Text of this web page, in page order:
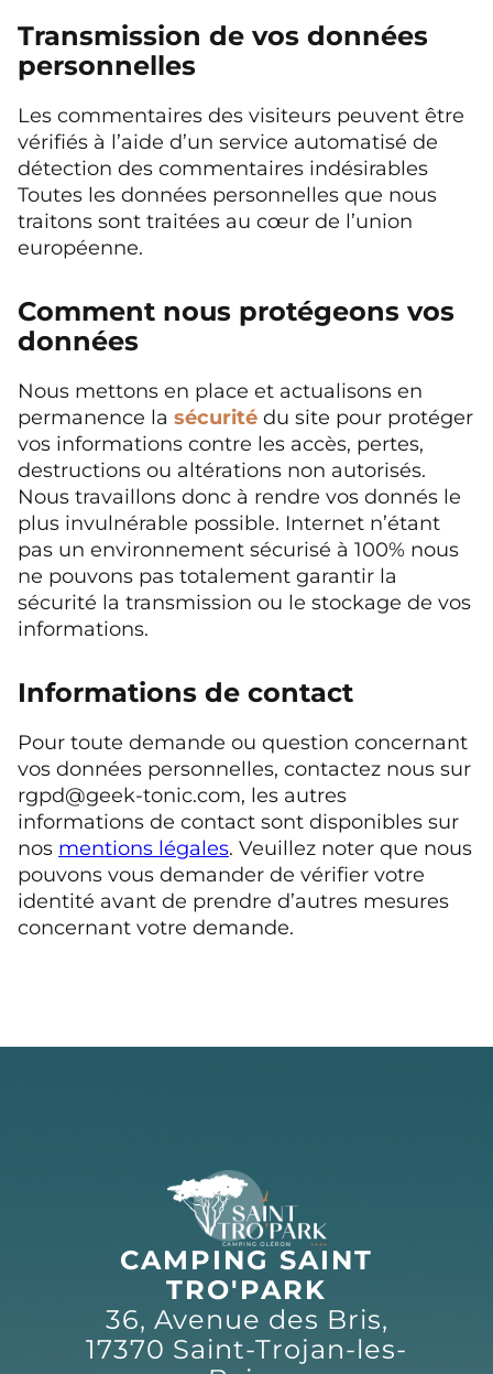
Transmission de vos données
personnelles
Les commentaires des visiteurs peuvent être
vérifiés à l’aide d’un service automatisé de
détection des commentaires indésirables
Toutes les données personnelles que nous
traitons sont traitées au cœur de l’union
européenne.
Comment nous protégeons vos
données
Nous mettons en place et actualisons en
permanence la sécurité du site pour protéger
vos informations contre les accès, pertes,
destructions ou altérations non autorisés.
Nous travaillons donc à rendre vos donnés le
plus invulnérable possible. Internet n’étant
pas un environnement sécurisé à 100% nous
ne pouvons pas totalement garantir la
sécurité la transmission ou le stockage de vos
informations.
Informations de contact
Pour toute demande ou question concernant
vos données personnelles, contactez nous sur
rgpd@geek-tonic.com, les autres
informations de contact sont disponibles sur
nos mentions légales. Veuillez noter que nous
pouvons vous demander de vérifier votre
identité avant de prendre d’autres mesures
concernant votre demande.
CAMPING SAINT
TRO'PARK
36, Avenue des Bris,
17370 Saint-Trojan-les-